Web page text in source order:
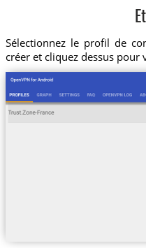
Sélectionnez le profil de
créer et cliquez dessus pour